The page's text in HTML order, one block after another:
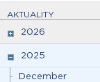
AKTUALITY
2026
2025
December